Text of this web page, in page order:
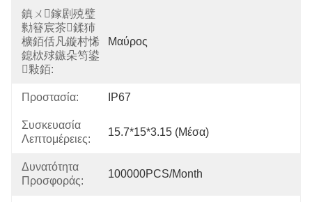
鎮ㄨ鎵剧殑璧
勬簮宸茶鍒犻
櫎銆佸凡鏇村悕
鎴栨殏鏃朵笉鍙
敤銆:
Μαύρος
Προστασία: IP67
Συσκευασία
Λεπτομέρειες:
15.7*15*3.15 (μέσα)
Δυνατότητα
Προσφοράς:
100000PCS/Month